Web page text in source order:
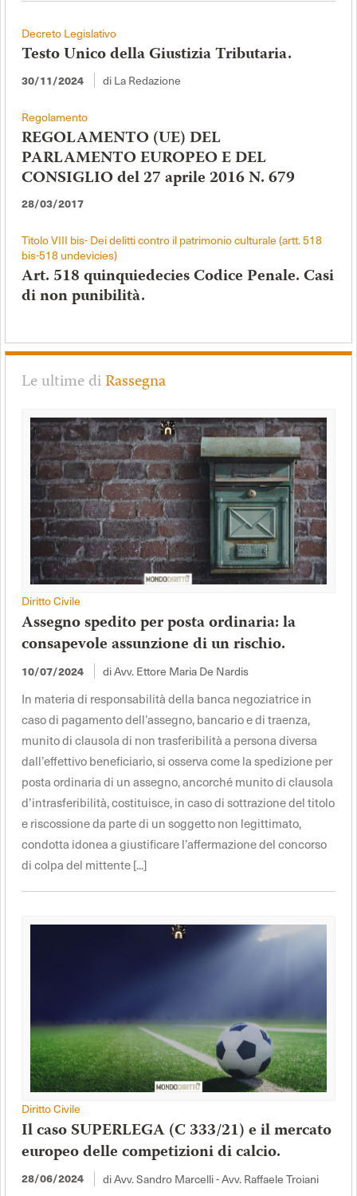
Decreto Legislativo
Testo Unico della Giustizia Tributaria.
30/11/2024 di La Redazione
Regolamento
REGOLAMENTO (UE) DEL
PARLAMENTO EUROPEO E DEL
CONSIGLIO del 27 aprile 2016 N. 679
28/03/2017
Titolo VIII bis- Dei delitti contro il patrimonio culturale (artt. 518
bis-518 undevicies)
Art. 518 quinquiedecies Codice Penale. Casi
di non punibilità.
Le ultime diRassegna
Diritto Civile
Assegno spedito per posta ordinaria: la
consapevole assunzione di un rischio.
10/07/2024 di Avv. Ettore Maria De Nardis
In materia di responsabilità della banca negoziatrice in
caso di pagamento dell’assegno, bancario e di traenza,
munito di clausola di non trasferibilità a persona diversa
dall’effettivo beneficiario, si osserva come la spedizione per
posta ordinaria di un assegno, ancorché munito di clausola
d’intrasferibilità, costituisce, in caso di sottrazione del titolo
e riscossione da parte di un soggetto non legittimato,
condotta idonea a giustificare l’affermazione del concorso
di colpa del mittente [...]
Diritto Civile
Il caso SUPERLEGA (C 333/21) e il mercato
europeo delle competizioni di calcio.
28/06/2024 di Avv. Sandro Marcelli - Avv. Raffaele Troiani